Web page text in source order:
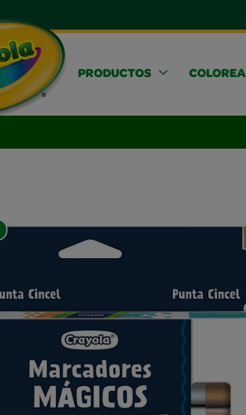
PRODUCTOS COLOREA